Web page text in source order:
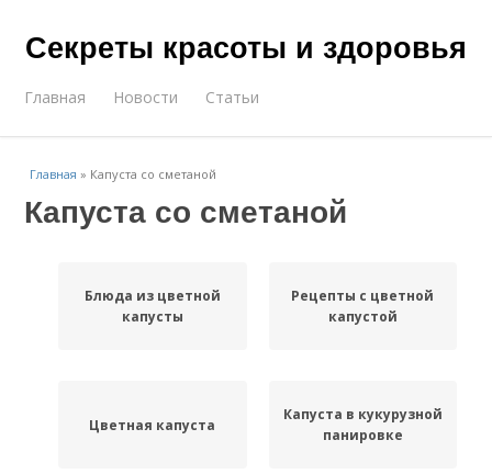
Секреты красоты и здоровья
Главная Новости Статьи
Главная » Капуста со сметаной
Капуста со сметаной
Блюда из цветной
капусты
Рецепты с цветной
капустой
Цветная капуста
Капуста в кукурузной
панировке